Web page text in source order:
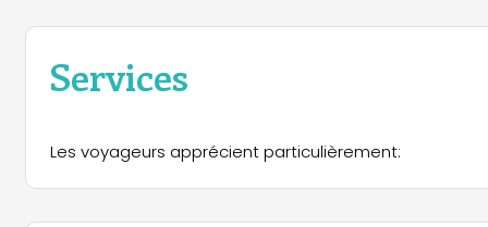
Services
Les voyageurs apprécient particulièrement: